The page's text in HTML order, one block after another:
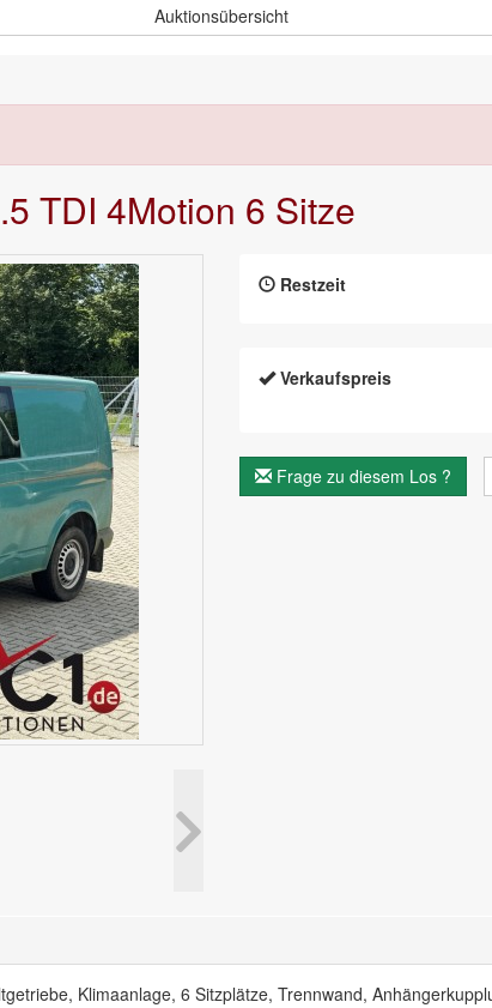
Auktionsübersicht
TDI 4Motion 6 Sitze
Restzeit
Verkaufspreis
Frage zu diesem Los ?
Klimaanlage, 6 Sitzplätze, Trennwand,